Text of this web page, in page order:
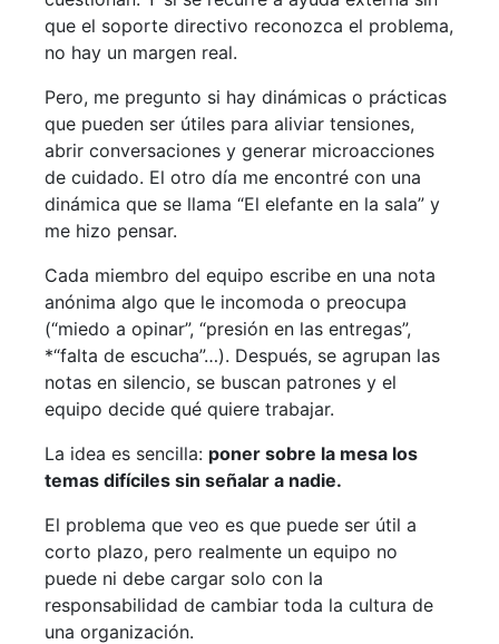
que el soporte directivo reconozca el problema,
no hay un margen real.
Pero, me pregunto si hay dinámicas o prácticas
que pueden ser útiles para aliviar tensiones,
abrir conversaciones y generar microacciones
de cuidado. El otro día me encontré con una
dinámica que se llama “El elefante en la sala” y
me hizo pensar.
Cada miembro del equipo escribe en una nota
anónima algo que le incomoda o preocupa
(“miedo a opinar”, “presión en las entregas”,
*“falta de escucha”…). Después, se agrupan las
notas en silencio, se buscan patrones y el
equipo decide qué quiere trabajar.
La idea es sencilla: poner sobre la mesa los
temas difíciles sin señalar a nadie.
El problema que veo es que puede ser útil a
corto plazo, pero realmente un equipo no
puede ni debe cargar solo con la
responsabilidad de cambiar toda la cultura de
una organización.